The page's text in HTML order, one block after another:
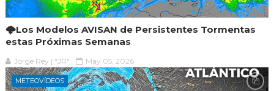
🌩️Los Modelos AVISAN de Persistentes Tormentas
estas Próximas Semanas
Jorge Rey | "JR" May 05, 2026
METEOVÍDEOS